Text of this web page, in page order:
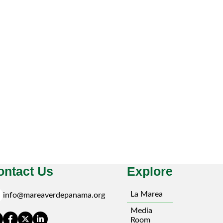
Us
info@mareaverdepanama.org
Explore
La Marea
Media
Room